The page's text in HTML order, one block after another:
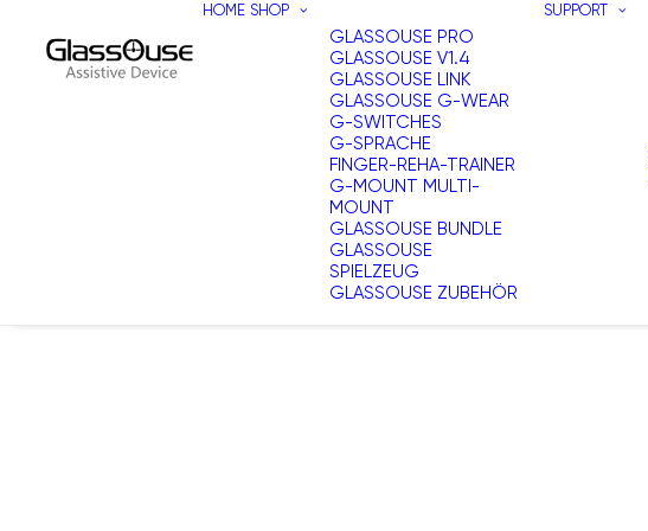
HOME SHOP
GLASSOUSE PRO
GLASSOUSE V1.4
GLASSOUSE LINK
GLASSOUSE G-WEAR
G-SWITCHES
G-SPRACHE
FINGER-REHA-TRAINER
G-MOUNT MULTI-
MOUNT
GLASSOUSE BUNDLE
GLASSOUSE
SPIELZEUG
GLASSOUSE ZUBEHÖR
SUPPORT